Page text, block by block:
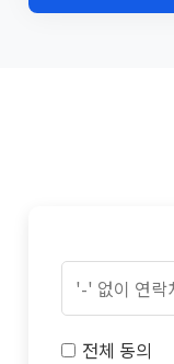
전체 동의